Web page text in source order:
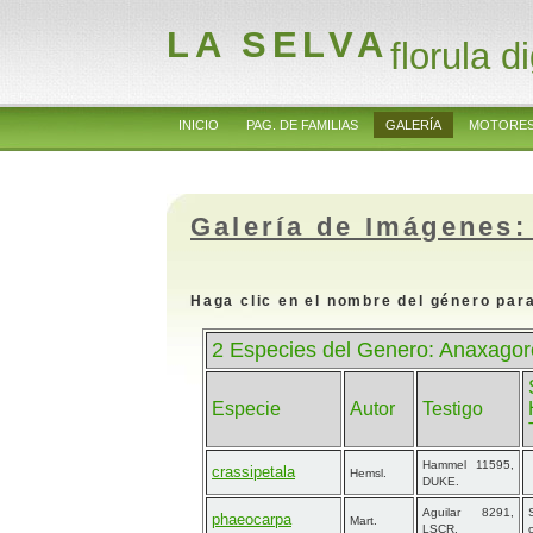
LA SELVAflorula
INICIO PAG. DE FAMILIAS GALERÍA
Galería de
Haga clic en el nombre del género
2 Especies del Genero:
Especie Autor Testigo
crassipetala Hemsl.
Hammel 11595,
DUKE.
phaeocarpa Mart.
Aguilar 8291,
LSCR.